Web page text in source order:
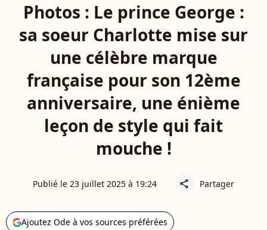
Photos : Le prince George :
sa soeur Charlotte mise sur
une célèbre marque
française pour son 12ème
anniversaire, une énième
leçon de style qui fait
mouche !
Publié le 23 juillet 2025 à 19:24 share Partager
Ajoutez Ode à vos sources préférées